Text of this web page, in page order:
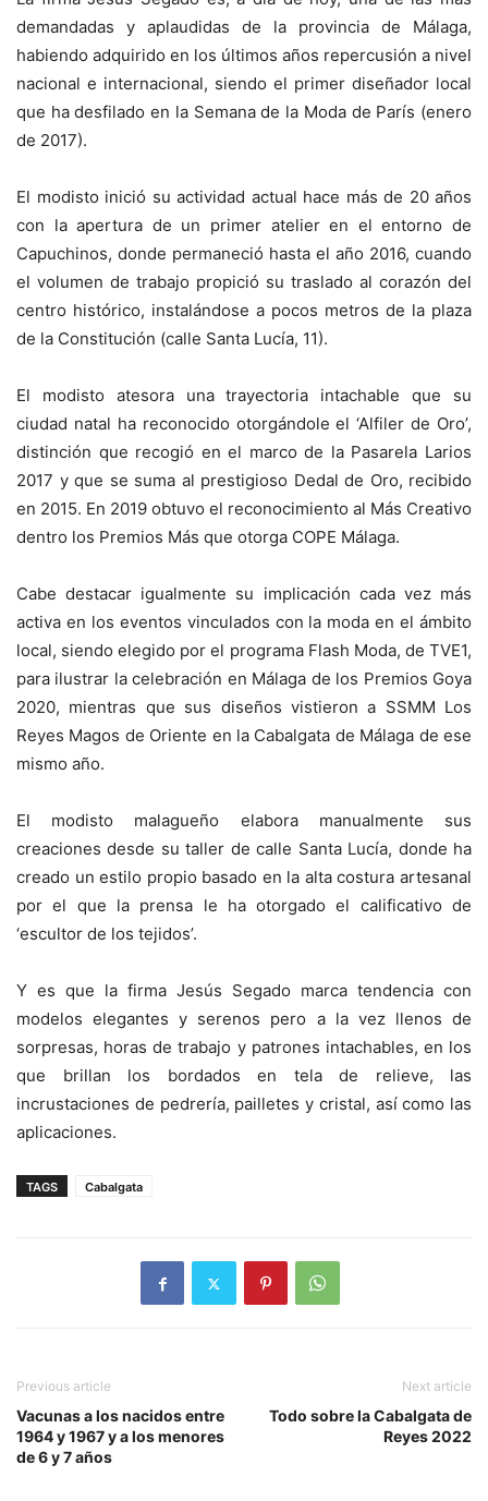
demandadas y aplaudidas de la provincia de Málaga,
habiendo adquirido en los últimos años repercusión a nivel
nacional e internacional, siendo el primer diseñador local
que ha desfilado en la Semana de la Moda de París (enero
de 2017).
El modisto inició su actividad actual hace más de 20 años
con la apertura de un primer atelier en el entorno de
Capuchinos, donde permaneció hasta el año 2016, cuando
el volumen de trabajo propició su traslado al corazón del
centro histórico, instalándose a pocos metros de la plaza
de la Constitución (calle Santa Lucía, 11).
El modisto atesora una trayectoria intachable que su
ciudad natal ha reconocido otorgándole el ‘Alfiler de Oro’,
distinción que recogió en el marco de la Pasarela Larios
2017 y que se suma al prestigioso Dedal de Oro, recibido
en 2015. En 2019 obtuvo el reconocimiento al Más Creativo
dentro los Premios Más que otorga COPE Málaga.
Cabe destacar igualmente su implicación cada vez más
activa en los eventos vinculados con la moda en el ámbito
local, siendo elegido por el programa Flash Moda, de TVE1,
para ilustrar la celebración en Málaga de los Premios Goya
2020, mientras que sus diseños vistieron a SSMM Los
Reyes Magos de Oriente en la Cabalgata de Málaga de ese
mismo año.
El modisto malagueño elabora manualmente sus
creaciones desde su taller de calle Santa Lucía, donde ha
creado un estilo propio basado en la alta costura artesanal
por el que la prensa le ha otorgado el calificativo de
‘escultor de los tejidos’.
Y es que la firma Jesús Segado marca tendencia con
modelos elegantes y serenos pero a la vez llenos de
sorpresas, horas de trabajo y patrones intachables, en los
que brillan los bordados en tela de relieve, las
incrustaciones de pedrería, pailletes y cristal, así como las
aplicaciones.
TAGS Cabalgata
Previous article
Vacunas a los nacidos entre
1964 y 1967 y a los menores
de 6 y 7 años
Next article
Todo sobre la Cabalgata de
Reyes 2022